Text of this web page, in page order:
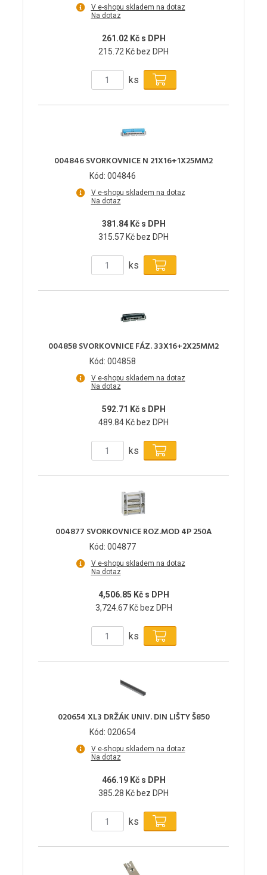
V e-shopu skladem na dotaz
Na dotaz
261.02 Kč s DPH
215.72 Kč bez DPH
ks
004846 SVORKOVNICE N 21X16+1X25MM2
Kód: 004846
V e-shopu skladem na dotaz
Na dotaz
381.84 Kč s DPH
315.57 Kč bez DPH
ks
004858 SVORKOVNICE FÁZ. 33X16+2X25MM2
Kód: 004858
V e-shopu skladem na dotaz
Na dotaz
592.71 Kč s DPH
489.84 Kč bez DPH
ks
004877 SVORKOVNICE ROZ.MOD 4P 250A
Kód: 004877
V e-shopu skladem na dotaz
Na dotaz
4,506.85 Kč s DPH
3,724.67 Kč bez DPH
ks
020654 XL3 DRŽÁK UNIV. DIN LIŠTY Š850
Kód: 020654
V e-shopu skladem na dotaz
Na dotaz
466.19 Kč s DPH
385.28 Kč bez DPH
ks